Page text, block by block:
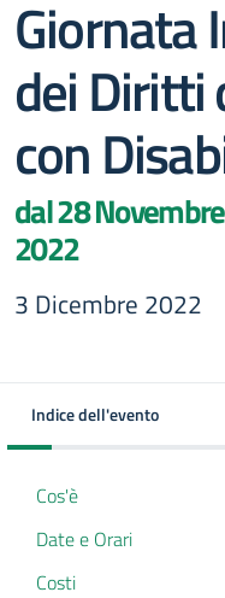
Giornata
dei Diritti
con
dal 28
2022
3 Dicembre 2022
Indice dell'evento
Cos'è
Date e Orari
Costi